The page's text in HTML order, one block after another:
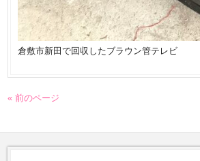
倉敷市新田で回収したブラウン管テレビ
« 前のページ